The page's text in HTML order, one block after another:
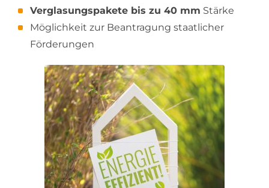
Verglasungspakete bis zu 40 mm Stärke
Möglichkeit zur Beantragung staatlicher
Förderungen